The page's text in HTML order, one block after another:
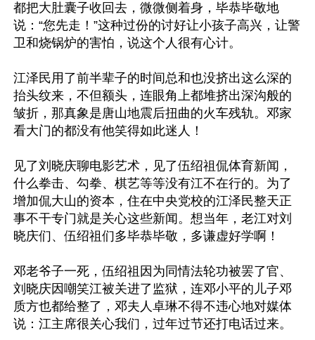
都把大肚囊子收回去，微微侧着身，毕恭毕敬地
说：“您先走！”这种过份的讨好让小孩子高兴，让警
卫和烧锅炉的害怕，说这个人很有心计。
江泽民用了前半辈子的时间总和也没挤出这么深的
抬头纹来，不但额头，连眼角上都堆挤出深沟般的
皱折，那真象是唐山地震后扭曲的火车残轨。邓家
看大门的都没有他笑得如此迷人！
见了刘晓庆聊电影艺术，见了伍绍祖侃体育新闻，
什么拳击、勾拳、棋艺等等没有江不在行的。为了
增加侃大山的资本，住在中央党校的江泽民整天正
事不干专门就是关心这些新闻。想当年，老江对刘
晓庆们、伍绍祖们多毕恭毕敬，多谦虚好学啊！
邓老爷子一死，伍绍祖因为同情法轮功被罢了官、
刘晓庆因嘲笑江被关进了监狱，连邓小平的儿子邓
质方也都给整了，邓夫人卓琳不得不违心地对媒体
说：江主席很关心我们，过年过节还打电话过来。